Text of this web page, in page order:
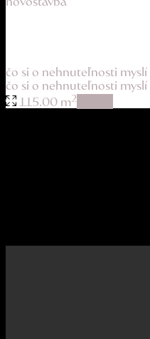
čo si o nehnuteľnosti myslí
čo si o nehnuteľnosti myslí
115.00 m2